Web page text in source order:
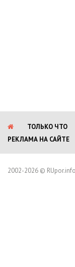
ТОЛЬКО ЧТО
РЕКЛАМА НА САЙТЕ
2002-2026 ©